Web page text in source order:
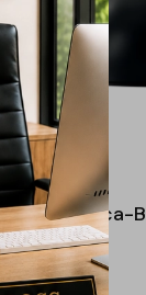
Trebecca-B